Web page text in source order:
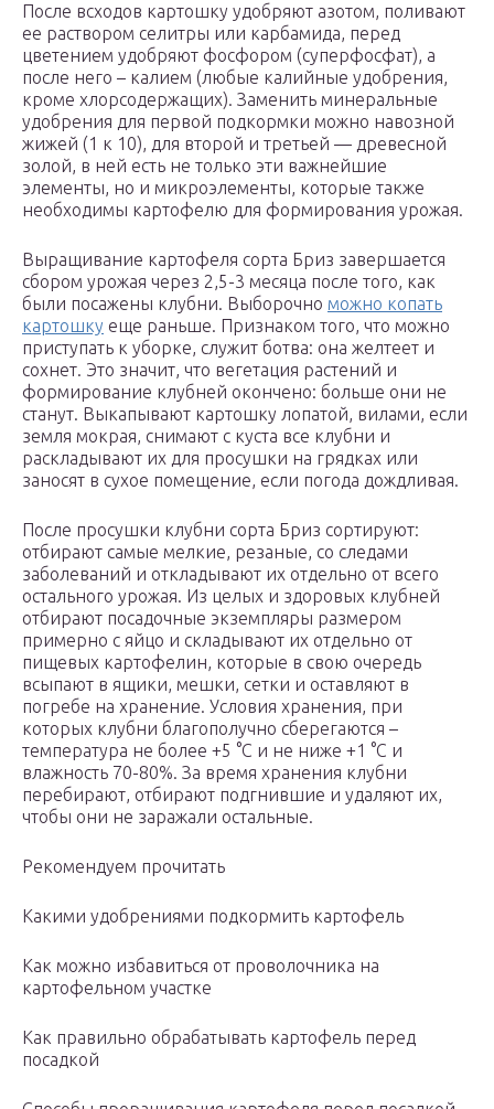
После всходов картошку удобряют азотом, поливают
ее раствором селитры или карбамида, перед
цветением удобряют фосфором (суперфосфат), а
после него – калием (любые калийные удобрения,
кроме хлорсодержащих). Заменить минеральные
удобрения для первой подкормки можно навозной
жижей (1 к 10), для второй и третьей — древесной
золой, в ней есть не только эти важнейшие
элементы, но и микроэлементы, которые также
необходимы картофелю для формирования урожая.
Выращивание картофеля сорта Бриз завершается
сбором урожая через 2,5-3 месяца после того, как
были посажены клубни. Выборочно можно копать
картошку еще раньше. Признаком того, что можно
приступать к уборке, служит ботва: она желтеет и
сохнет. Это значит, что вегетация растений и
формирование клубней окончено: больше они не
станут. Выкапывают картошку лопатой, вилами, если
земля мокрая, снимают с куста все клубни и
раскладывают их для просушки на грядках или
заносят в сухое помещение, если погода дождливая.
После просушки клубни сорта Бриз сортируют:
отбирают самые мелкие, резаные, со следами
заболеваний и откладывают их отдельно от всего
остального урожая. Из целых и здоровых клубней
отбирают посадочные экземпляры размером
примерно с яйцо и складывают их отдельно от
пищевых картофелин, которые в свою очередь
всыпают в ящики, мешки, сетки и оставляют в
погребе на хранение. Условия хранения, при
которых клубни благополучно сберегаются –
температура не более +5 °С и не ниже +1 °С и
влажность 70-80%. За время хранения клубни
перебирают, отбирают подгнившие и удаляют их,
чтобы они не заражали остальные.
Рекомендуем прочитать
Какими удобрениями подкормить картофель
Как можно избавиться от проволочника на
картофельном участке
Как правильно обрабатывать картофель перед
посадкой